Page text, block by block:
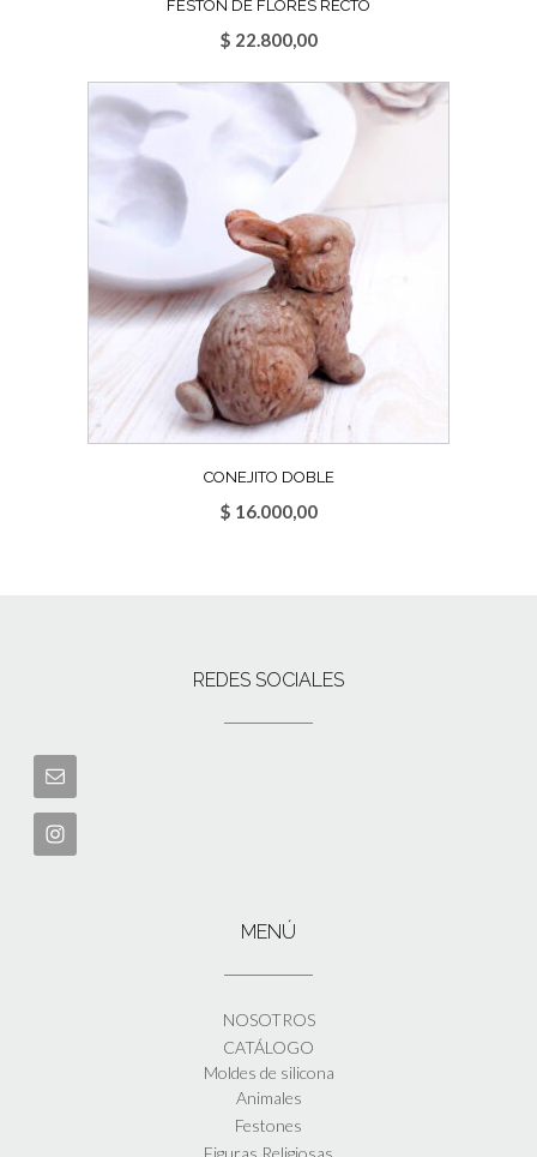
FESTÓN DE FLORES RECTO
$ 22.800,00
CONEJITO DOBLE
$ 16.000,00
REDES SOCIALES
MENÚ
NOSOTROS
CATÁLOGO
Moldes de silicona
Animales
Festones